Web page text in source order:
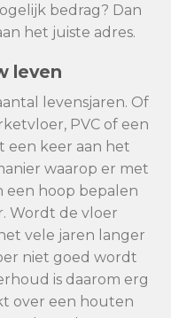
bedrag? Dan
het juiste adres.
leven
levensjaren. Of
PVC of een
een keer aan het
waarop er met
een hoop bepalen
Wordt de vloer
vele jaren langer
niet goed wordt
is daarom erg
over een houten